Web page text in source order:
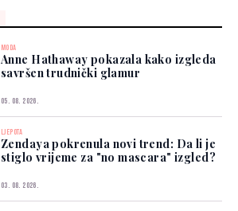
MODA
Anne Hathaway pokazala kako izgleda
savršen trudnički glamur
05. 08. 2026.
LJEPOTA
Zendaya pokrenula novi trend: Da li je
stiglo vrijeme za "no mascara" izgled?
03. 08. 2026.